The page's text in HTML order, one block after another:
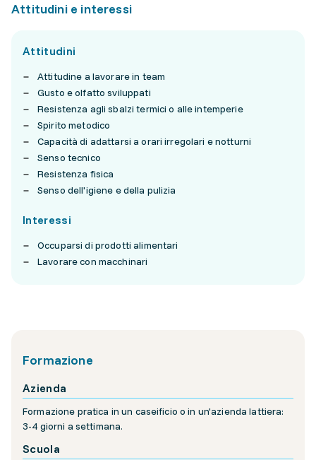
Attitudini e interessi
Attitudini
Attitudine a lavorare in team
Gusto e olfatto sviluppati
Resistenza agli sbalzi termici o alle intemperie
Spirito metodico
Capacità di adattarsi a orari irregolari e notturni
Senso tecnico
Resistenza fisica
Senso dell'igiene e della pulizia
Interessi
Occuparsi di prodotti alimentari
Lavorare con macchinari
Formazione
Azienda
Formazione pratica in un caseificio o in un'azienda lattiera:
3-4 giorni a settimana.
Scuola